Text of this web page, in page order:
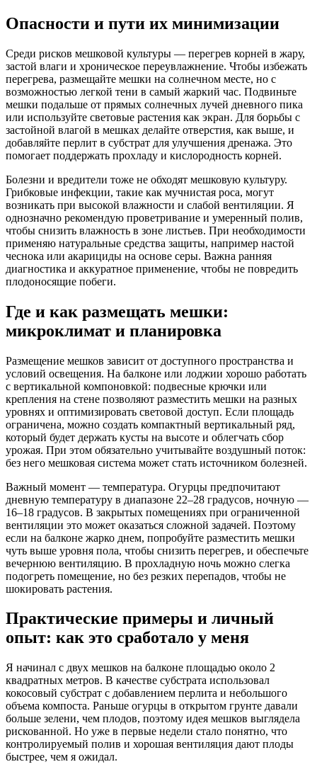
Опасности и пути их минимизации
Среди рисков мешковой культуры — перегрев корней в жару,
застой влаги и хроническое переувлажнение. Чтобы избежать
перегрева, размещайте мешки на солнечном месте, но с
возможностью легкой тени в самый жаркий час. Подвиньте
мешки подальше от прямых солнечных лучей дневного пика
или используйте световые растения как экран. Для борьбы с
застойной влагой в мешках делайте отверстия, как выше, и
добавляйте перлит в субстрат для улучшения дренажа. Это
помогает поддержать прохладу и кислородность корней.
Болезни и вредители тоже не обходят мешковую культуру.
Грибковые инфекции, такие как мучнистая роса, могут
возникать при высокой влажности и слабой вентиляции. Я
однозначно рекомендую проветривание и умеренный полив,
чтобы снизить влажность в зоне листьев. При необходимости
применяю натуральные средства защиты, например настой
чеснока или акарициды на основе серы. Важна ранняя
диагностика и аккуратное применение, чтобы не повредить
плодоносящие побеги.
Где и как размещать мешки:
микроклимат и планировка
Размещение мешков зависит от доступного пространства и
условий освещения. На балконе или лоджии хорошо работать
с вертикальной компоновкой: подвесные крючки или
крепления на стене позволяют разместить мешки на разных
уровнях и оптимизировать световой доступ. Если площадь
ограничена, можно создать компактный вертикальный ряд,
который будет держать кусты на высоте и облегчать сбор
урожая. При этом обязательно учитывайте воздушный поток:
без него мешковая система может стать источником болезней.
Важный момент — температура. Огурцы предпочитают
дневную температуру в диапазоне 22–28 градусов, ночную —
16–18 градусов. В закрытых помещениях при ограниченной
вентиляции это может оказаться сложной задачей. Поэтому
если на балконе жарко днем, попробуйте разместить мешки
чуть выше уровня пола, чтобы снизить перегрев, и обеспечьте
вечернюю вентиляцию. В прохладную ночь можно слегка
подогреть помещение, но без резких перепадов, чтобы не
шокировать растения.
Практические примеры и личный
опыт: как это сработало у меня
Я начинал с двух мешков на балконе площадью около 2
квадратных метров. В качестве субстрата использовал
кокосовый субстрат с добавлением перлита и небольшого
объема компоста. Раньше огурцы в открытом грунте давали
больше зелени, чем плодов, поэтому идея мешков выглядела
рискованной. Но уже в первые недели стало понятно, что
контролируемый полив и хорошая вентиляция дают плоды
быстрее, чем я ожидал.